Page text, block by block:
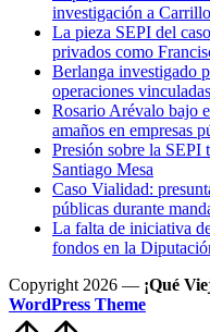
investigación a
La pieza SEPI del
privados como
Berlanga investigado
operaciones
Rosario Arévalo bajo
amaños en empresas
Presión sobre la
Santiago Mesa
Caso Vialidad:
públicas durante
La falta de iniciativa
fondos en la
Copyright 2026 — ¡Qué
WordPress Theme